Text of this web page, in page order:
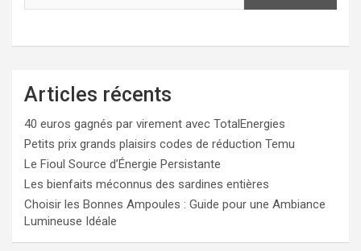
Articles récents
40 euros gagnés par virement avec TotalEnergies
Petits prix grands plaisirs codes de réduction Temu
Le Fioul Source d’Énergie Persistante
Les bienfaits méconnus des sardines entières
Choisir les Bonnes Ampoules : Guide pour une Ambiance
Lumineuse Idéale